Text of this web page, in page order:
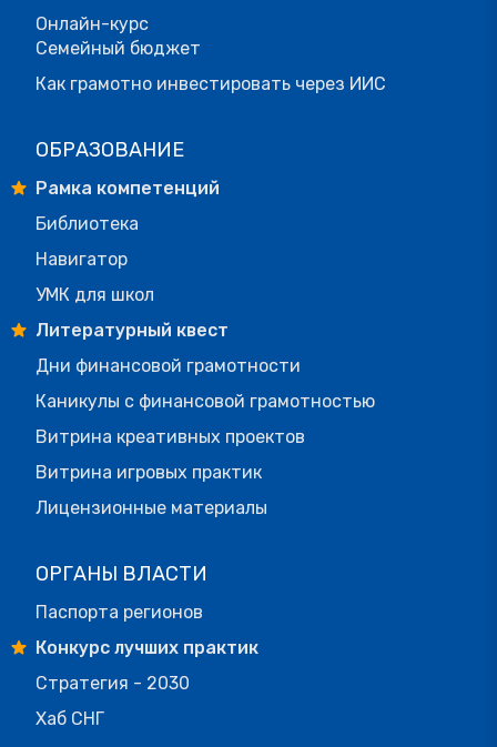
Онлайн-курс
Семейный бюджет
Как грамотно инвестировать через ИИС
ОБРАЗОВАНИЕ
Рамка компетенций
Библиотека
Навигатор
УМК для школ
Литературный квест
Дни финансовой грамотности
Каникулы с финансовой грамотностью
Витрина креативных проектов
Витрина игровых практик
Лицензионные материалы
ОРГАНЫ ВЛАСТИ
Паспорта регионов
Конкурс лучших практик
Стратегия - 2030
Хаб СНГ